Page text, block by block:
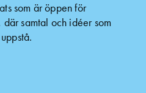
som är öppen för
samtal och idéer som